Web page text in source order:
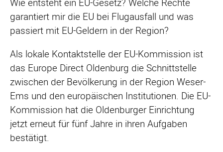
garantiert mir die EU bei Flugausfall und was
passiert mit EU-Geldern in der Region?
Als lokale Kontaktstelle der EU-Kommission ist
das Europe Direct Oldenburg die Schnittstelle
zwischen der Bevölkerung in der Region Weser-
Ems und den europäischen Institutionen. Die EU-
Kommission hat die Oldenburger Einrichtung
jetzt erneut für fünf Jahre in ihren Aufgaben
bestätigt.